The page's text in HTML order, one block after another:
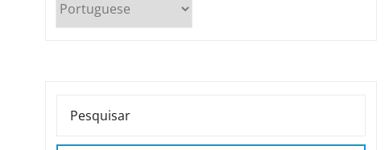
PESQUISAR